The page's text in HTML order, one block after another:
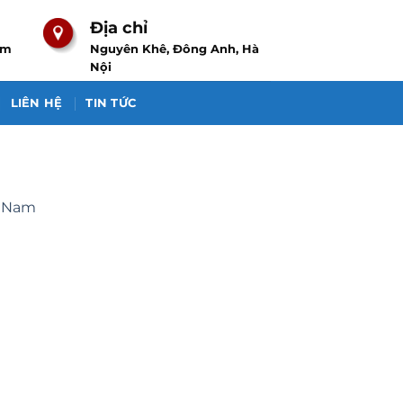
Địa chỉ
Nguyên Khê, Đông Anh, Hà
Nội
LIÊN HỆ TIN TỨC